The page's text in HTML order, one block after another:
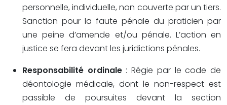
personnelle, individuelle, non couverte par un tiers.
Sanction pour la faute pénale du praticien par
une peine d’amende et/ou pénale. L’action en
justice se fera devant les juridictions pénales.
Responsabilité ordinale: Régie par le code de
déontologie médicale, dont le non-respect est
passible de poursuites devant la section